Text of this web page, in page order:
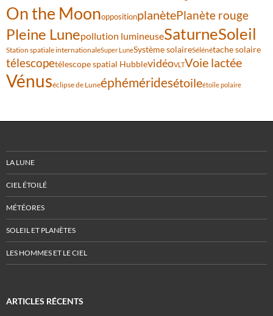
On the MoonoppositionplanètePlanète rouge
Pleine Lunepollution lumineuseSaturneSoleil
Station spatiale internationaleSuper LuneSystème solaireSélénétache solaire
télescopetélescope spatial HubblevidéoVLTVoie lactée
Vénuséclipse de Luneéphéméridesétoileétoile polaire
LA LUNE
CIEL ÉTOILÉ
MÉTÉORES
SOLEIL ET PLANÈTES
LES HOMMES ET LE CIEL
ARTICLES RÉCENTS